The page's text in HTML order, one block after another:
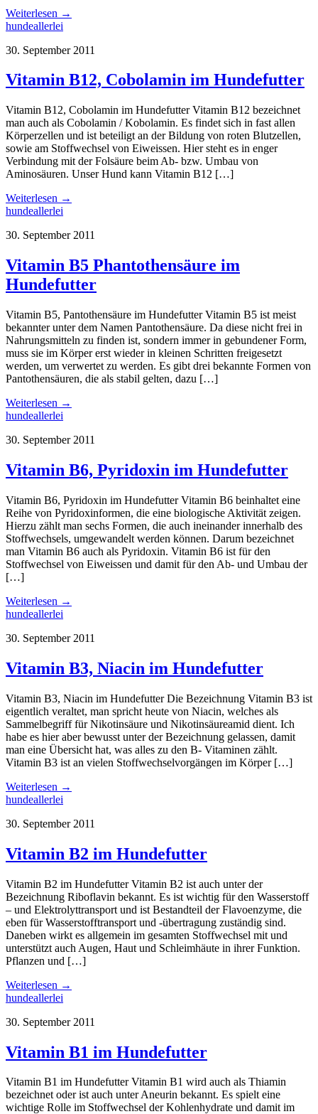
Weiterlesen →
hundeallerlei
30. September 2011
Vitamin B12, Cobolamin im Hundefutter
Vitamin B12, Cobolamin im Hundefutter Vitamin B12 bezeichnet
man auch als Cobolamin / Kobolamin. Es findet sich in fast allen
Körperzellen und ist beteiligt an der Bildung von roten Blutzellen,
sowie am Stoffwechsel von Eiweissen. Hier steht es in enger
Verbindung mit der Folsäure beim Ab- bzw. Umbau von
Aminosäuren. Unser Hund kann Vitamin B12 […]
Weiterlesen →
hundeallerlei
30. September 2011
Vitamin B5 Phantothensäure im
Hundefutter
Vitamin B5, Pantothensäure im Hundefutter Vitamin B5 ist meist
bekannter unter dem Namen Pantothensäure. Da diese nicht frei in
Nahrungsmitteln zu finden ist, sondern immer in gebundener Form,
muss sie im Körper erst wieder in kleinen Schritten freigesetzt
werden, um verwertet zu werden. Es gibt drei bekannte Formen von
Pantothensäuren, die als stabil gelten, dazu […]
Weiterlesen →
hundeallerlei
30. September 2011
Vitamin B6, Pyridoxin im Hundefutter
Vitamin B6, Pyridoxin im Hundefutter Vitamin B6 beinhaltet eine
Reihe von Pyridoxinformen, die eine biologische Aktivität zeigen.
Hierzu zählt man sechs Formen, die auch ineinander innerhalb des
Stoffwechsels, umgewandelt werden können. Darum bezeichnet
man Vitamin B6 auch als Pyridoxin. Vitamin B6 ist für den
Stoffwechsel von Eiweissen und damit für den Ab- und Umbau der
[…]
Weiterlesen →
hundeallerlei
30. September 2011
Vitamin B3, Niacin im Hundefutter
Vitamin B3, Niacin im Hundefutter Die Bezeichnung Vitamin B3 ist
eigentlich veraltet, man spricht heute von Niacin, welches als
Sammelbegriff für Nikotinsäure und Nikotinsäureamid dient. Ich
habe es hier aber bewusst unter der Bezeichnung gelassen, damit
man eine Übersicht hat, was alles zu den B- Vitaminen zählt.
Vitamin B3 ist an vielen Stoffwechselvorgängen im Körper […]
Weiterlesen →
hundeallerlei
30. September 2011
Vitamin B2 im Hundefutter
Vitamin B2 im Hundefutter Vitamin B2 ist auch unter der
Bezeichnung Riboflavin bekannt. Es ist wichtig für den Wasserstoff
– und Elektrolyttransport und ist Bestandteil der Flavoenzyme, die
eben für Wasserstofftransport und -übertragung zuständig sind.
Daneben wirkt es allgemein im gesamten Stoffwechsel mit und
unterstützt auch Augen, Haut und Schleimhäute in ihrer Funktion.
Pflanzen und […]
Weiterlesen →
hundeallerlei
30. September 2011
Vitamin B1 im Hundefutter
Vitamin B1 im Hundefutter Vitamin B1 wird auch als Thiamin
bezeichnet oder ist auch unter Aneurin bekannt. Es spielt eine
wichtige Rolle im Stoffwechsel der Kohlenhydrate und damit im